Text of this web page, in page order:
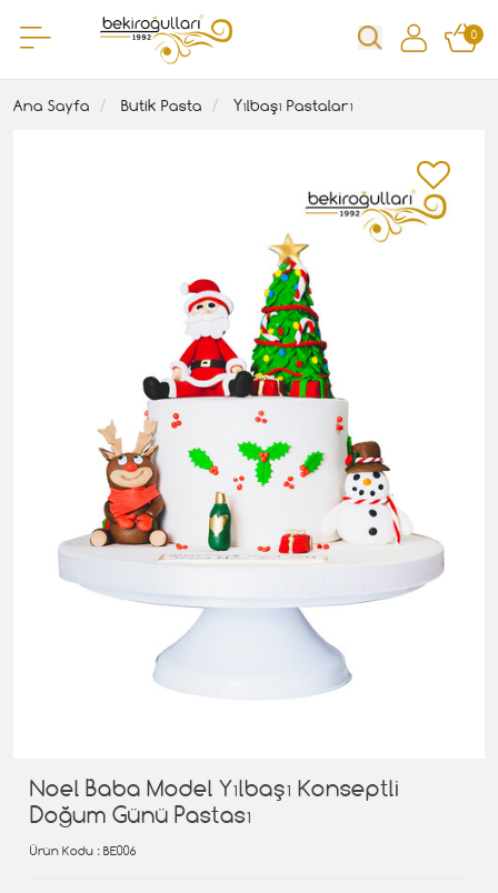
0
Ana Sayfa Butik Pasta Yılbaşı Pastaları
Noel Baba Model Yılbaşı Konseptli
Doğum Günü Pastası
Ürün Kodu : BE006